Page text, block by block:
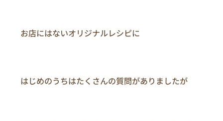
お店にはないオリジナルレシピに
はじめのうちはたくさんの質問がありましたが